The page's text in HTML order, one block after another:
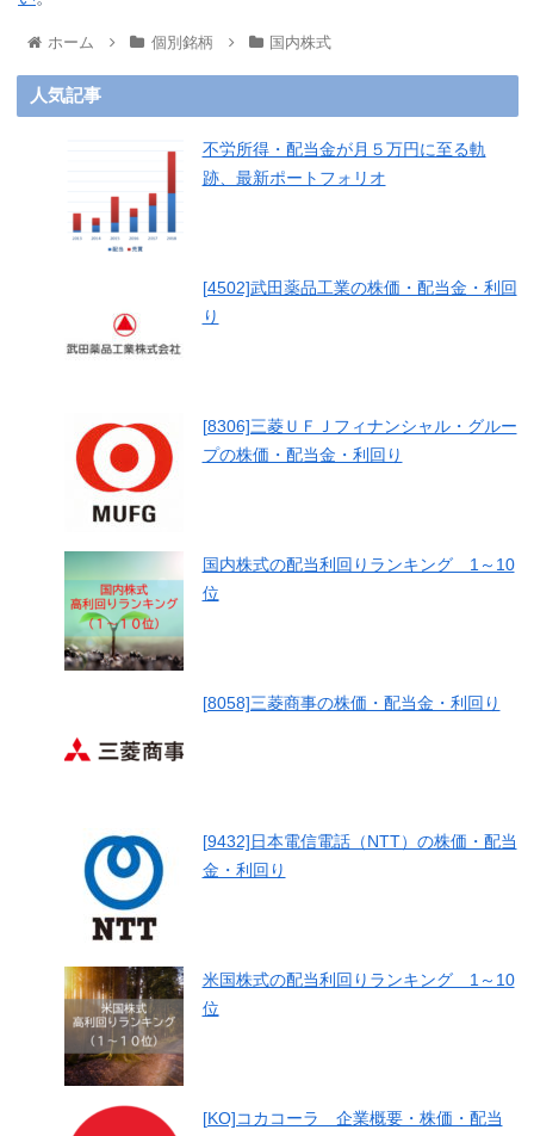
ホーム 個別銘柄 国内株式
人気記事
不労所得・配当金が月５万円に至る軌
跡、最新ポートフォリオ
[4502]武田薬品工業の株価・配当金・利回
り
[8306]三菱ＵＦＪフィナンシャル・グルー
プの株価・配当金・利回り
国内株式の配当利回りランキング 1～10
位
[8058]三菱商事の株価・配当金・利回り
[9432]日本電信電話（NTT）の株価・配当
金・利回り
米国株式の配当利回りランキング 1～10
位
[KO]コカコーラ 企業概要・株価・配当